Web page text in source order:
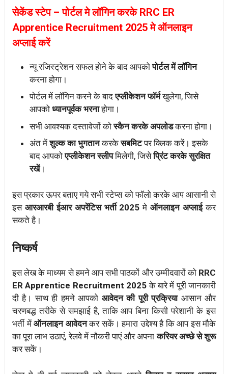
सेकेंड स्टेप – पोर्टल मे लॉगिन करके RRC ER
Apprentice Recruitment 2025 मे ऑनलाइन
अप्लाई करें
न्यू रजिस्ट्रेशन सफल होने के बाद आपकोपोर्टल में लॉगिन
करना होगा।
पोर्टल में लॉगिन करने के बादएप्लीकेशन फॉर्मखुलेगा, जिसे
आपको ध्यानपूर्वक भरनाहोगा।
सभी आवश्यक दस्तावेजों कोस्कैन करके अपलोडकरना होगा।
अंत मेंशुल्क का भुगतानकरकेसबमिटपर क्लिक करें। इसके
बाद आपकोएप्लीकेशन स्लीपमिलेगी, जिसेप्रिंट करके सुरक्षित
रखें।
इस प्रकार ऊपर बताए गये सभी स्टेप्स को फॉलो करके आप आसानी से
इसआरआरबी ईआर अपरेंटिस भर्ती 2025मेऑनलाइन अप्लाईकर
सकते है।
निष्कर्ष
इस लेख के माध्यम से हमने आप सभी पाठकों और उम्मीदवारों को RRC
ER Apprentice Recruitment 2025 के बारे में पूरी जानकारी
दी है। साथ ही हमने आपको आवेदन की पूरी प्रक्रियाआसान और
चरणबद्ध तरीके से समझाई है, ताकि आप बिना किसी परेशानी के इस
भर्ती में ऑनलाइन आवेदनकर सकें। हमारा उद्देश्य है कि आप इस मौके
का पूरा लाभ उठाएं, रेलवे में नौकरी पाएं और अपनाकरियर अच्छे से शुरू
कर सकें।